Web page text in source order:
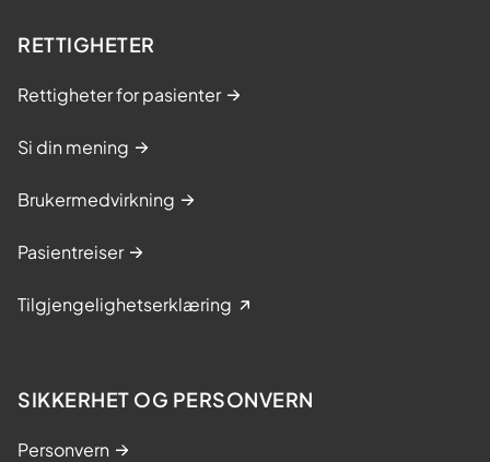
RETTIGHETER
Rettigheter for pasienter
Si din mening
Brukermedvirkning
Pasientreiser
Tilgjengelighetserklæring
SIKKERHET OG PERSONVERN
Personvern